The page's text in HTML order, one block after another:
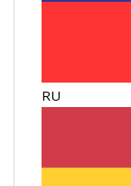
RU